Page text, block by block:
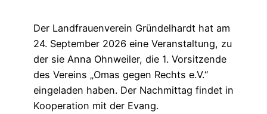
Der Landfrauenverein Gründelhardt hat am
24. September 2026 eine Veranstaltung, zu
der sie Anna Ohnweiler, die 1. Vorsitzende
des Vereins „Omas gegen Rechts e.V.“
eingeladen haben. Der Nachmittag findet in
Kooperation mit der Evang.